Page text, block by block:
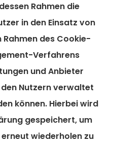
Rahmen die
in den Einsatz von
Rahmen des Cookie-
Verfahrens
und Anbieter
Nutzern verwaltet
können. Hierbei wird
gespeichert, um
wiederholen zu